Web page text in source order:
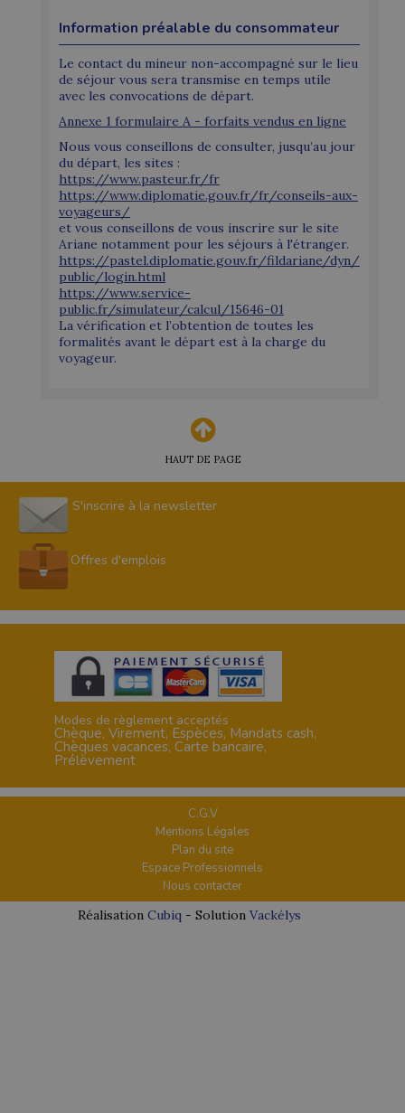
Information préalable du consommateur
Le contact du mineur non-accompagné sur le lieu
de séjour vous sera transmise en temps utile
avec les convocations de départ.
Annexe 1 formulaire A - forfaits vendus en ligne
Nous vous conseillons de consulter, jusqu’au jour
du départ, les sites :
https://www.pasteur.fr/fr
https://www.diplomatie.gouv.fr/fr/conseils-aux-
voyageurs/
et vous conseillons de vous inscrire sur le site
Ariane notamment pour les séjours à l'étranger.
https://pastel.diplomatie.gouv.fr/fildariane/dyn/
public/login.html
https://www.service-
public.fr/simulateur/calcul/15646-01
La vérification et l’obtention de toutes les
formalités avant le départ est à la charge du
voyageur.
HAUT DE PAGE
S'inscrire à la newsletter
Offres d'emplois
Modes de règlement acceptés
Chèque, Virement, Espèces, Mandats cash,
Chèques vacances, Carte bancaire,
Prélèvement
C.G.V
Mentions Légales
Plan du site
Espace Professionnels
Nous contacter
Réalisation Cubiq - Solution Vackélys